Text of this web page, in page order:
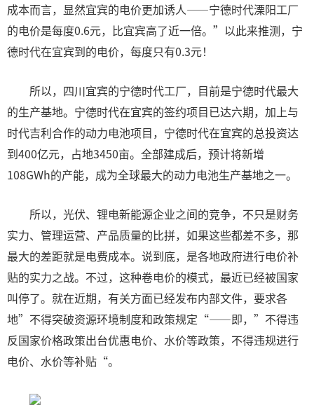
成本而言，显然宜宾的电价更加诱人——宁德时代溧阳工厂
的电价是每度0.6元，比宜宾高了近一倍。”以此来推测，宁
德时代在宜宾到的电价，每度只有0.3元！
所以，四川宜宾的宁德时代工厂，目前是宁德时代最大
的生产基地。宁德时代在宜宾的签约项目已达六期，加上与
时代吉利合作的动力电池项目，宁德时代在宜宾的总投资达
到400亿元，占地3450亩。全部建成后，预计将新增
108GWh的产能，成为全球最大的动力电池生产基地之一。
所以，光伏、锂电新能源企业之间的竞争，不只是财务
实力、管理运营、产品质量的比拼，如果这些都差不多，那
最大的差距就是电费成本。说到底，是各地政府进行电价补
贴的实力之战。不过，这种卷电价的模式，最近已经被国家
叫停了。就在近期，有关方面已经发布内部文件，要求各
地”不得突破资源环境制度和政策规定“——即，”不得违
反国家价格政策出台优惠电价、水价等政策，不得违规进行
电价、水价等补贴“。